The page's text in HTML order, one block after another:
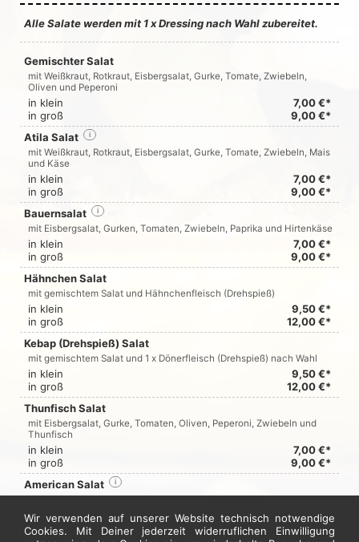
Alle Salate werden mit 1 x Dressing nach Wahl zubereitet.
Gemischter Salat
mit Weißkraut, Rotkraut, Eisbergsalat, Gurke, Tomate, Zwiebeln,
Oliven und Peperoni
in klein
7,00 €*
in groß
9,00 €*
Atila Salat
i
mit Weißkraut, Rotkraut, Eisbergsalat, Gurke, Tomate, Zwiebeln, Mais
und Käse
in klein
7,00 €*
in groß
9,00 €*
Bauernsalat
i
mit Eisbergsalat, Gurken, Tomaten, Zwiebeln, Paprika und Hirtenkäse
in klein
7,00 €*
in groß
9,00 €*
Hähnchen Salat
mit gemischtem Salat und Hähnchenfleisch (Drehspieß)
in klein
9,50 €*
in groß
12,00 €*
Kebap (Drehspieß) Salat
mit gemischtem Salat und 1 x Dönerfleisch (Drehspieß) nach Wahl
in klein
9,50 €*
in groß
12,00 €*
Thunfisch Salat
mit Eisbergsalat, Gurke, Tomaten, Oliven, Peperoni, Zwiebeln und
Thunfisch
in klein
7,00 €*
in groß
9,00 €*
American Salat
i
• enthällt Formfleisch
Wir verwenden auf unserer Website technisch notwendige
Cookies. Mit Deiner jederzeit widerruflichen Einwilligung